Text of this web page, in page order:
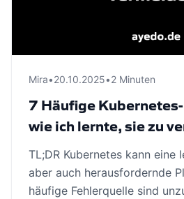
Mira•20.10.2025•2 Minuten
7 Häufige
wie ich lernte, sie zu
TL;DR Kubernetes kann eine
aber auch herausfordernde
häufige Fehlerquelle sind